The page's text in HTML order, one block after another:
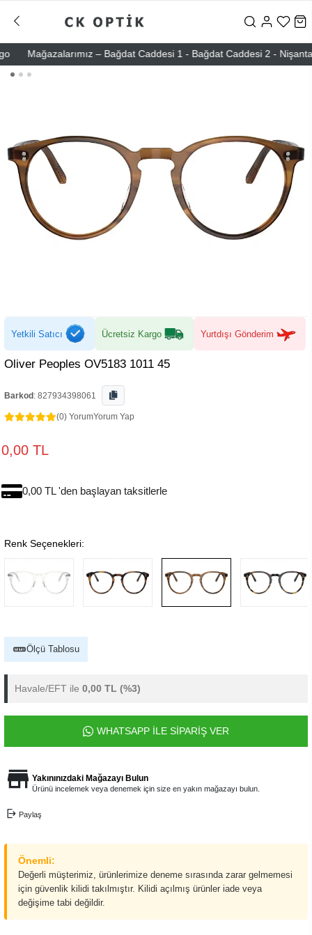
Mağazalarımız – Bağdat Caddesi 1 - Bağdat Caddesi 2 - Nişantaşı
Yetkili Satıcı Ücretsiz Kargo Yurtdışı Gönderim
Oliver Peoples OV5183 1011 45
Barkod : 827934398061
(0) YorumYorum Yap
0,00 TL
0,00 TL 'den başlayan taksitlerle
Renk Seçenekleri:
Ölçü Tablosu
Havale/EFT ile 0,00 TL (%3)
WHATSAPP İLE SİPARİŞ VER
Yakınınızdaki Mağazayı Bulun
Ürünü incelemek veya denemek için size en yakın mağazayı bulun.
Paylaş
Önemli:
Değerli müşterimiz, ürünlerimize deneme sırasında zarar gelmemesi
için güvenlik kilidi takılmıştır. Kilidi açılmış ürünler iade veya
değişime tabi değildir.